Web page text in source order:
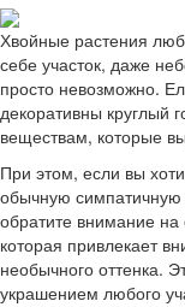
Хвойные растения
себе участок, даже
просто невозможно.
декоративны круглый
веществам, которые
При этом, если вы
обычную симпатичную
обратите внимание
которая привлекает
необычного оттенка.
украшением любого